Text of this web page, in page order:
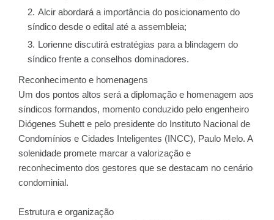
Alcir abordará a importância do posicionamento do
síndico desde o edital até a assembleia;
Lorienne discutirá estratégias para a blindagem do
síndico frente a conselhos dominadores.
Reconhecimento e homenagens
Um dos pontos altos será a diplomação e homenagem aos
síndicos formandos, momento conduzido pelo engenheiro
Diógenes Suhett e pelo presidente do Instituto Nacional de
Condomínios e Cidades Inteligentes (INCC), Paulo Melo. A
solenidade promete marcar a valorização e
reconhecimento dos gestores que se destacam no cenário
condominial.
Estrutura e organização